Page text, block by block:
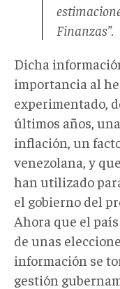
Finanzas”.
Dicha
importancia al
experimentado,
últimos años,
inflación, un
venezolana, y
han utilizado
el gobierno del
Ahora que el
de unas
información se
gestión